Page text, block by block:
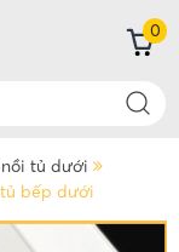
0
tủ dưới
bếp dưới